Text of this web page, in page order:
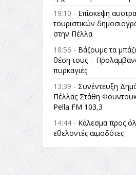
19:10 - Επίσκεψη
τουριστικών
στην Πέλλα
18:56 - Βάζουμε τα
θέση τους –
πυρκαγιές
13:39 - Συνέντευξη
Πέλλας Στάθη
Pella FM 103,3
14:44 - Κάλεσμα προς
εθελοντές αιμοδότες
14:23 -Όλη η Ελλάδα
πολιτισμός Μουσική
εγκατάσταση Πόλεμος